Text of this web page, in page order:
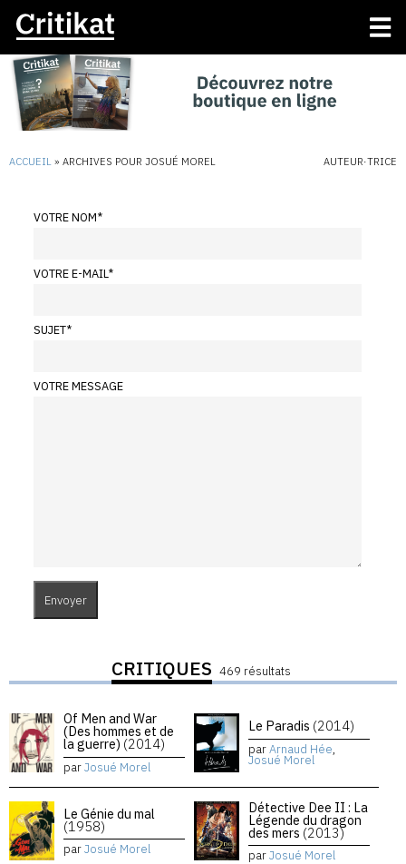
ACCUEIL » ARCHIVES POUR JOSUÉ MOREL AUTEUR·TRICE
VOTRE NOM*
VOTRE E-MAIL*
SUJET*
VOTRE MESSAGE
CRITIQUES 469 résultats
Of Men and War
(Des hommes et de
la guerre) (2014)
parJosué Morel
Le Paradis (2014)
parArnaud Hée,
Josué Morel
Le Génie du mal
(1958)
parJosué Morel
Détective Dee II : La
Légende du dragon
des mers (2013)
parJosué Morel